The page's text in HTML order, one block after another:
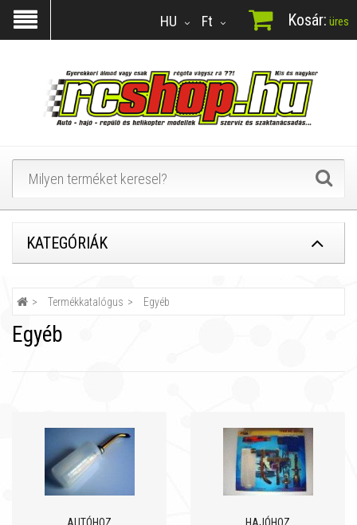
Ft
HU Kosár: üres
KATEGÓRIÁK
Termékkatalógus Egyéb
Egyéb